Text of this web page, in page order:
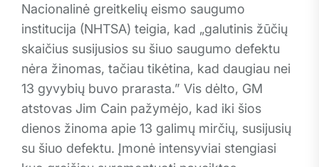
Nacionalinė greitkelių eismo saugumo
institucija (NHTSA) teigia, kad „galutinis žūčių
skaičius susijusios su šiuo saugumo defektu
nėra žinomas, tačiau tikėtina, kad daugiau nei
13 gyvybių buvo prarasta.” Vis dėlto, GM
atstovas Jim Cain pažymėjo, kad iki šios
dienos žinoma apie 13 galimų mirčių, susijusių
su šiuo defektu. Įmonė intensyviai stengiasi